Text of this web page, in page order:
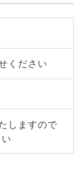
ください
しますので